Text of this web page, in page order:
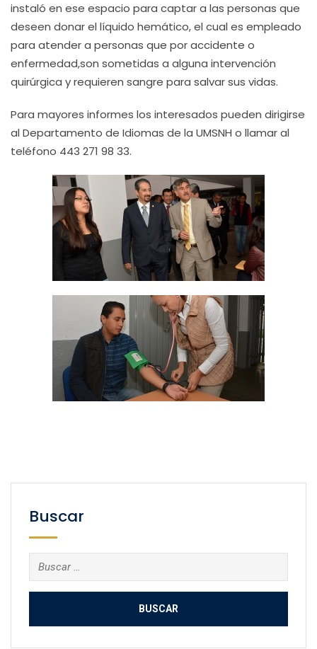
instaló en ese espacio para captar a las personas que
deseen donar el líquido hemático, el cual es empleado
para atender a personas que por accidente o
enfermedad,son sometidas a alguna intervención
quirúrgica y requieren sangre para salvar sus vidas.
Para mayores informes los interesados pueden dirigirse
al Departamento de Idiomas de la UMSNH o llamar al
teléfono 443 271 98 33.
Buscar
Buscar: